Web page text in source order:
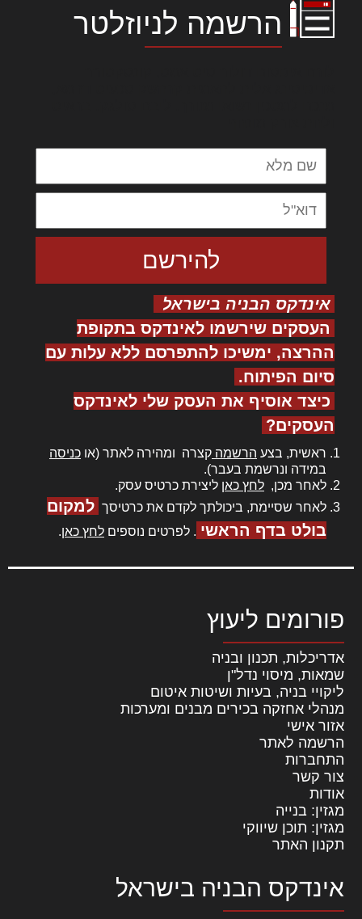
הרשמה לניוזלטר
אינדקס הבניה בישראל
העסקים שירשמו לאינדקס בתקופת
ההרצה, ימשיכו להתפרסם ללא עלות עם
סיום הפיתוח.
כיצד אוסיף את העסק שלי לאינדקס
העסקים?
ראשית, בצע הרשמה קצרה ומהירה לאתר (או כניסה
במידה ונרשמת בעבר).
לאחר מכן, לחץ כאן ליצירת כרטיס עסק.
לאחר שסיימת, ביכולתך לקדם את כרטיסך למקום
בולט בדף הראשי . לפרטים נוספים לחץ כאן.
פורומים ליעוץ
אדריכלות, תכנון ובניה
שמאות, מיסוי נדל"ן
ליקויי בניה, בעיות ושיטות איטום
מנהלי אחזקה בכירים מבנים ומערכות
אזור אישי
הרשמה לאתר
התחברות
צור קשר
אודות
מגזין: בנייה
מגזין: תוכן שיווקי
תקנון האתר
אינדקס הבניה בישראל